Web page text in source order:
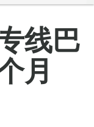
线巴
月